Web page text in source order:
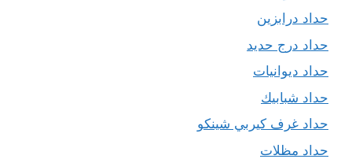
حداد درابزين
حداد درج حديد
حداد ديوانيات
حداد شبابيك
حداد غرف كيربي شينكو
حداد مظلات